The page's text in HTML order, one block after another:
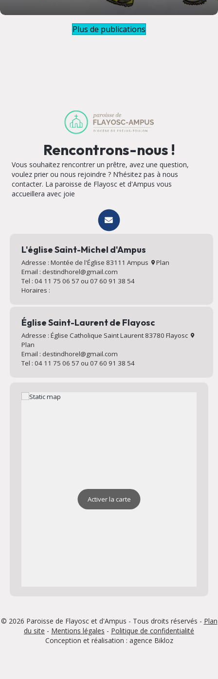
Plus de publications
Rencontrons-nous !
Vous souhaitez rencontrer un prêtre, avez une question,
voulez prier ou nous rejoindre ? N’hésitez pas à nous
contacter. La paroisse de Flayosc et d'Ampus vous
accueillera avec joie
L'église Saint-Michel d'Ampus
Adresse : Montée de l'Église 83111 Ampus
Plan
Email : destindhorel@gmail.com
Tel : 04 11 75 06 57 ou 07 60 91 38 54
Horaires :
Église Saint-Laurent de Flayosc
Adresse : Église Catholique Saint Laurent 83780 Flayosc
Plan
Email : destindhorel@gmail.com
Tel : 04 11 75 06 57 ou 07 60 91 38 54
Activer la carte
© 2026 Paroisse de Flayosc et d'Ampus - Tous droits réservés - Plan
du site - Mentions légales - Politique de confidentialité
Conception et réalisation : agence Bikloz